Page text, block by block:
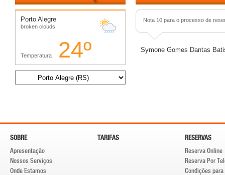
Porto Alegre
broken clouds
Temperatura 24º
Nota 10 para o processo de
Symone Gomes Dantas
SOBRE
Apresentação
Nossos Serviços
Onde Estamos
TARIFAS
RESERVAS
Reserva Online
Reserva Por
Condições